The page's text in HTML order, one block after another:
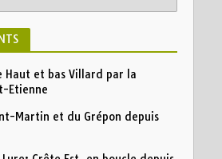
Haut et bas Villard par la
Etienne
Martin et du Grépon depuis